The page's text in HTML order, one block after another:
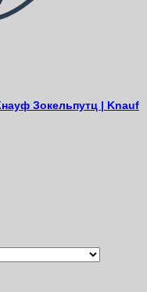
Зокельпутц | Knauf